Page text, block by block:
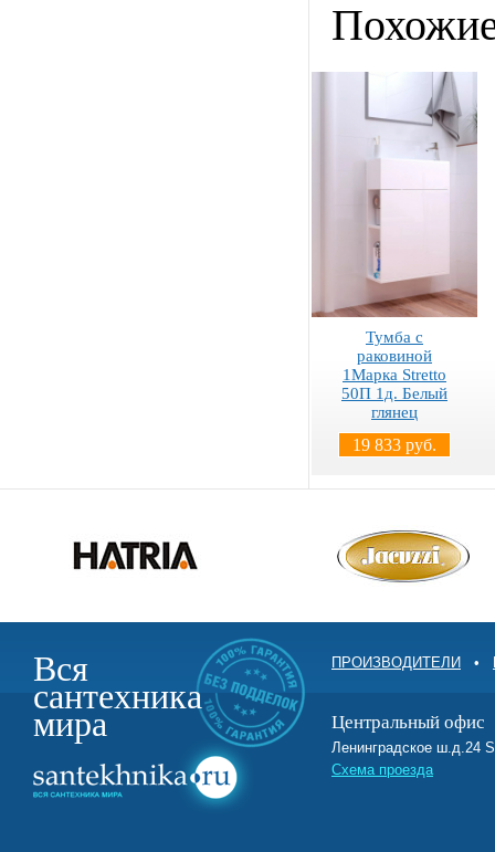
Тумба с
раковиной
1Марка Stretto
50П 1д. Белый
глянец
19 833 руб.
Вся
сантехника
мира
ПРОИЗВОДИТЕЛИ •
Центральный офис
Ленинградское ш.д.24
Схема проезда